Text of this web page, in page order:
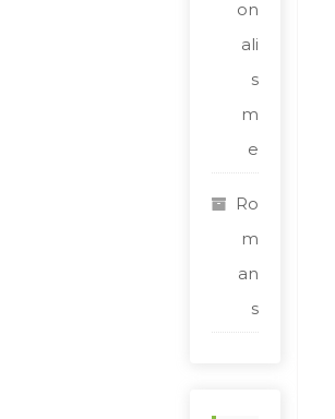
on
ali
s
m
e
Ro
m
an
s